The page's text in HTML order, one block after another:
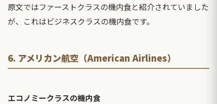
原文ではファーストクラスの機内食と紹介されていました
が、これはビジネスクラスの機内食です。
6. アメリカン航空（American Airlines）
エコノミークラスの機内食